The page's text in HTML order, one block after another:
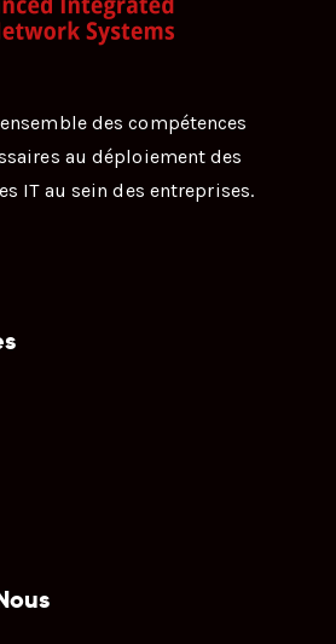
des compétences
au déploiement des
IT au sein des entreprises.